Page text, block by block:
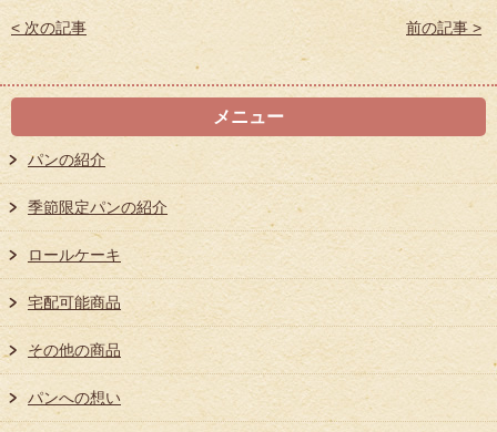
< 次の記事 前の記事 >
メニュー
パンの紹介
季節限定パンの紹介
ロールケーキ
宅配可能商品
その他の商品
パンへの想い